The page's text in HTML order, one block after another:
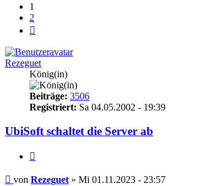
1
2
Rezeguet
König(in)
Beiträge: 3506
Registriert: Sa 04.05.2002 - 19:39
UbiSoft schaltet die Server ab
Beitrag
von Rezeguet » Mi 01.11.2023 - 23:57